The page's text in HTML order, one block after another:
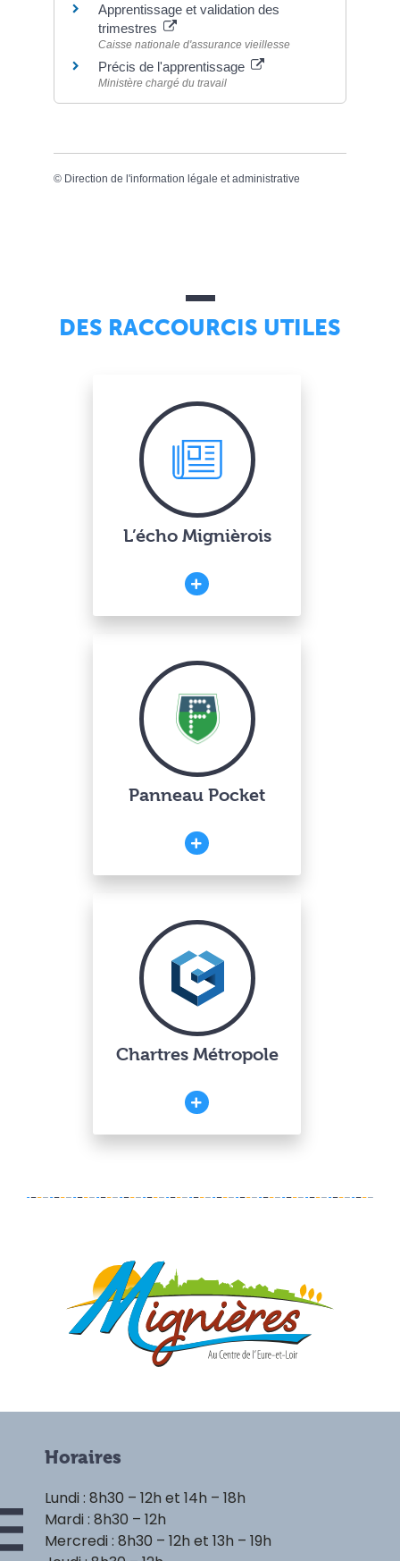
Apprentissage et validation des
trimestres
Caisse nationale d'assurance vieillesse
Précis de l'apprentissage
Ministère chargé du travail
© Direction de l'information légale et administrative
DES RACCOURCIS UTILES
L’écho Mignièrois
Panneau Pocket
Chartres Métropole
Horaires
Lundi : 8h30 – 12h et 14h – 18h
Mardi : 8h30 – 12h
Mercredi : 8h30 – 12h et 13h – 19h